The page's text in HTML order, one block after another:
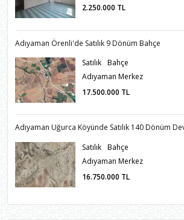
2.250.000 TL
Adıyaman Örenli'de Satılık 9 Dönüm Bahçe
Satılık Bahçe
Adıyaman Merkez
17.500.000 TL
Adıyaman Uğurca Köyünde Satılık 140 Dönüm
Satılık Bahçe
Adıyaman Merkez
16.750.000 TL